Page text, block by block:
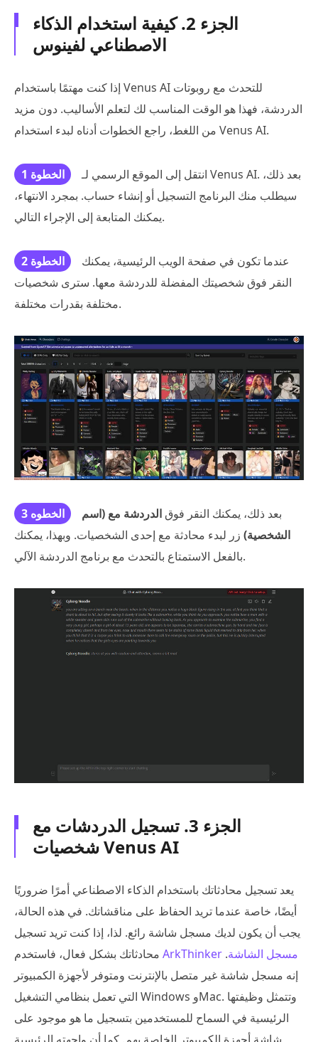
الجزء 2. كيفية استخدام الذكاء
الاصطناعي لفينوس
إذا كنت مهتمًا باستخدام Venus AI للتحدث مع روبوتات
الدردشة، فهذا هو الوقت المناسب لك لتعلم الأساليب. دون مزيد
من اللغط، راجع الخطوات أدناه لبدء استخدام Venus AI.
الخطوة 1
انتقل إلى الموقع الرسمي لـ Venus AI. بعد ذلك،
سيطلب منك البرنامج التسجيل أو إنشاء حساب. بمجرد الانتهاء،
يمكنك المتابعة إلى الإجراء التالي.
الخطوة 2
عندما تكون في صفحة الويب الرئيسية، يمكنك
النقر فوق شخصيتك المفضلة للدردشة معها. سترى شخصيات
مختلفة بقدرات مختلفة.
الخطوه 3 بعد ذلك، يمكنك النقر فوقالدردشة مع (اسم
الشخصية) زر لبدء محادثة مع إحدى الشخصيات. وبهذا، يمكنك
بالفعل الاستمتاع بالتحدث مع برنامج الدردشة الآلي.
الجزء 3. تسجيل الدردشات مع
شخصيات Venus AI
يعد تسجيل محادثاتك باستخدام الذكاء الاصطناعي أمرًا ضروريًا
أيضًا، خاصة عندما تريد الحفاظ على مناقشاتك. في هذه الحالة،
يجب أن يكون لديك مسجل شاشة رائع. لذا، إذا كنت تريد تسجيل
ArkThinker مسجل الشاشة.
إنه مسجل شاشة غير متصل بالإنترنت ومتوفر لأجهزة الكمبيوتر
التي تعمل بنظامي التشغيل Windows وMac. وتتمثل وظيفتها
الرئيسية في السماح للمستخدمين بتسجيل ما هو موجود على